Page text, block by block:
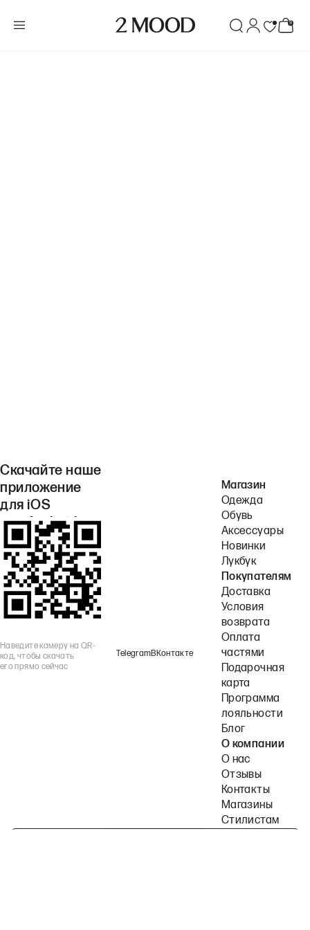
Скачайте наше
приложение
для iOS
или Android.
Наведите камеру на QR-
код, чтобы скачать
его прямо сейчас
TelegramВКонтакте
Магазин
Одежда
Обувь
Аксессуары
Новинки
Лукбук
Покупателям
Доставка
Условия
возврата
Оплата
частями
Подарочная
карта
Программа
лояльности
Блог
О компании
О нас
Отзывы
Контакты
Магазины
Стилистам